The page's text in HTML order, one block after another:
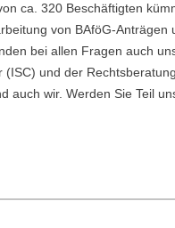
ca. 320 Beschäftigten
von BAföG-Anträgen
bei allen Fragen auch
und der
auch wir. Werden Sie Teil